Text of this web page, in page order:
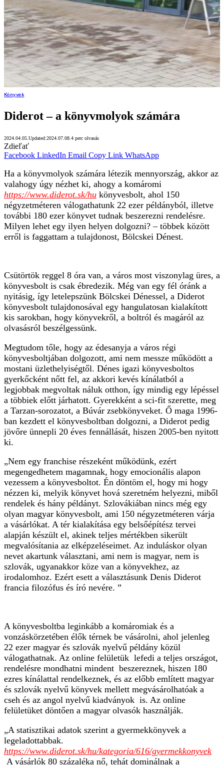
Könyvek
Diderot – a könyvmolyok számára
2024.04.05. Updated:2024.07.08. 4 perc olvasás
Zdieľať
Facebook LinkedIn Email Copy Link WhatsApp
Ha a könyvmolyok számára létezik mennyország, akkor az
valahogy úgy nézhet ki, ahogy a komáromi
https://www.diderot.sk/hu könyvesbolt, ahol 150
négyzetméteren válogathatunk 22 ezer példányból, illetve
további 180 ezer könyvet tudnak beszerezni rendelésre.
Milyen lehet egy ilyen helyen dolgozni? – többek között
erről is faggattam a tulajdonost, Bölcskei Dénest.
Csütörtök reggel 8 óra van, a város most viszonylag üres, a
könyvesbolt is csak ébredezik. Még van egy fél óránk a
nyitásig, így letelepszünk Bölcskei Dénessel, a Diderot
könyvesbolt tulajdonosával egy hangulatosan kialakított
kis sarokban, hogy könyvekről, a boltról és magáról az
olvasásról beszélgessünk.
Megtudom tőle, hogy az édesanyja a város régi
könyvesboltjában dolgozott, ami nem messze működött a
mostani üzlethelyiségtől. Dénes igazi könyvesboltos
gyerkőcként nőtt fel, az akkori kevés kínálatból a
legjobbak megvoltak náluk otthon, így mindig egy lépéssel
a többiek előtt járhatott. Gyerekként a sci-fit szerette, meg
a Tarzan-sorozatot, a Búvár zsebkönyveket. Ő maga 1996-
ban kezdett el könyvesboltban dolgozni, a Diderot pedig
jövőre ünnepli 20 éves fennállását, hiszen 2005-ben nyitott
ki.
„Nem egy franchise részeként működünk, ezért
megengedhetem magamnak, hogy emocionális alapon
vezessem a könyvesboltot. Én döntöm el, hogy mi hogy
nézzen ki, melyik könyvet hová szeretném helyezni, miből
rendelek és hány példányt. Szlovákiában nincs még egy
olyan magyar könyvesbolt, ami 150 négyzetméteren várja
a vásárlókat. A tér kialakítása egy belsőépítész tervei
alapján készült el, akinek teljes mértékben sikerült
megvalósítania az elképzeléseimet. Az induláskor olyan
nevet akartunk választani, ami nem is magyar, nem is
szlovák, ugyanakkor köze van a könyvekhez, az
irodalomhoz. Ezért esett a választásunk Denis Diderot
francia filozófus és író nevére. ”
A könyvesboltba leginkább a komáromiak és a
vonzáskörzetében élők térnek be vásárolni, ahol jelenleg
22 ezer magyar és szlovák nyelvű példány közül
válogathatnak. Az online felületük lefedi a teljes országot,
rendelésre mondhatni mindent beszereznek, hiszen 180
ezres kínálattal rendelkeznek, és az előbb említett magyar
és szlovák nyelvű könyvek mellett megvásárolhatóak a
cseh és az angol nyelvű kiadványok is. Az online
felületüket döntően a magyar olvasók használják.
„A statisztikai adatok szerint a gyermekkönyvek a
legeladottabbak.
https://www.diderot.sk/hu/kategoria/616/gyermekkonyvek
A vásárlók 80 százaléka nő, tehát dominálnak a